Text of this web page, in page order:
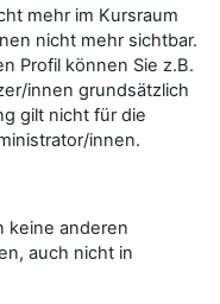
mehr im Kursraum
nicht mehr sichtbar.
Profil können Sie z.B.
innen grundsätzlich
gilt nicht für die
innen.
keine anderen
auch nicht in